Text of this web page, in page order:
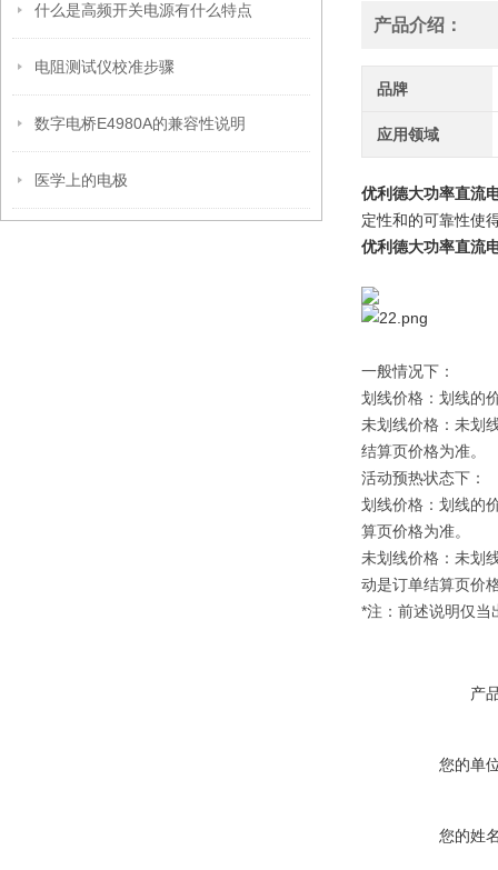
什么是高频开关电源有什么特点
电阻测试仪校准步骤
数字电桥E4980A的兼容性说明
医学上的电极
产品介绍：
品牌
应用领域
优利德大功率直流
定性和的可靠性使
优利德大功率直流
一般情况下：
划线价格：划线的
未划线价格：未划
结算页价格为准。
活动预热状态下：
划线价格：划线的
算页价格为准。
未划线价格：未划
动是订单结算页价
*注：前述说明仅当
产
您的单
您的姓